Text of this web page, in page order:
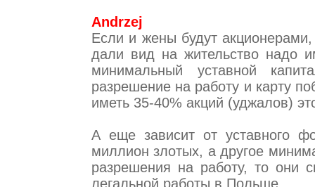
Andrzej
Если и жены будут
дали вид на жительство надо
минимальный уставной
разрешение на работу и карту
иметь 35-40% акций (уджалов)
А еще зависит от уставного
миллион злотых, а другое
разрешения на работу, то они
легальной работы в Польше.